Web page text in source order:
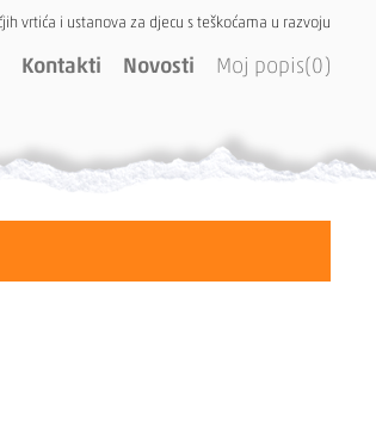
vrtića i ustanova za djecu s teškoćama u razvoju
Moj popis(0)
Novosti
Kontakti